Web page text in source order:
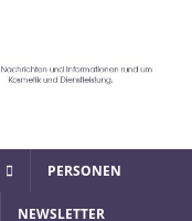
PERSONEN
NEWSLETTER